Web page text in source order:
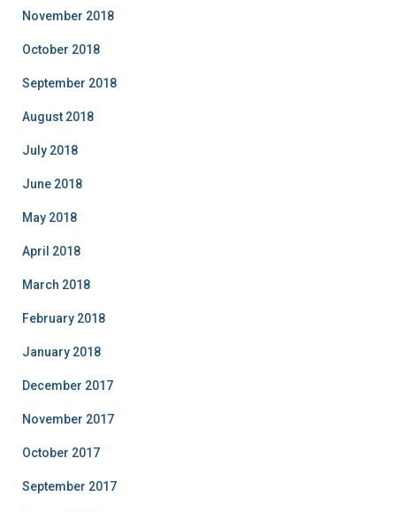
November 2018
October 2018
September 2018
August 2018
July 2018
June 2018
May 2018
April 2018
March 2018
February 2018
January 2018
December 2017
November 2017
October 2017
September 2017